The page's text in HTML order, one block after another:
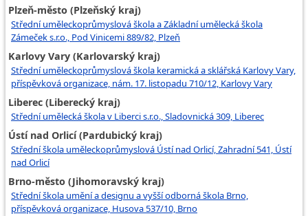
Plzeň-město (Plzeňský kraj)
Střední uměleckoprůmyslová škola a Základní umělecká škola
Zámeček s.r.o., Pod Vinicemi 889/82, Plzeň
Karlovy Vary (Karlovarský kraj)
Střední uměleckoprůmyslová škola keramická a sklářská Karlovy Vary,
příspěvková organizace, nám. 17. listopadu 710/12, Karlovy Vary
Liberec (Liberecký kraj)
Střední umělecká škola v Liberci s.r.o., Sladovnická 309, Liberec
Ústí nad Orlicí (Pardubický kraj)
Střední škola uměleckoprůmyslová Ústí nad Orlicí, Zahradní 541, Ústí
nad Orlicí
Brno-město (Jihomoravský kraj)
Střední škola umění a designu a vyšší odborná škola Brno,
příspěvková organizace, Husova 537/10, Brno